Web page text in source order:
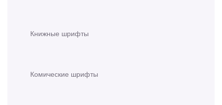
Книжные шрифты
Комические шрифты